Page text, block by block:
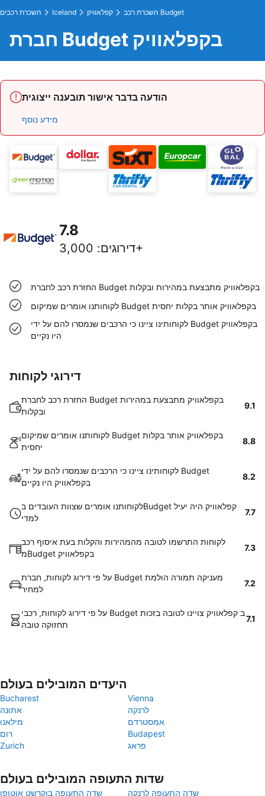
השכרת רכבים Iceland קפלאוויק השכרת רכב Budget
חברת Budget בקפלאוויק
הודעה בדבר אישור תובענה ייצוגית
מידע נוסף
7.8
דירוגים: 3,000+
החזרת רכב לחברת Budget בקפלאוויק מתבצעת במהירות ובקלות
לקוחותנו אומרים שמיקום Budget בקפלאוויק אותר בקלות יחסית
לקוחותינו ציינו כי הרכבים שנמסרו להם על ידי Budget בקפלאוויק
היו נקיים
דירוגי לקוחות
החזרת רכב לחברת Budget בקפלאוויק מתבצעת במהירות
ובקלות
9.1
לקוחותנו אומרים שמיקום Budget בקפלאוויק אותר בקלות
יחסית
8.8
לקוחותינו ציינו כי הרכבים שנמסרו להם על ידי Budget
בקפלאוויק היו נקיים
8.2
לקוחותנו אומרים שצוות העובדים בBudget קפלאוויק היה יעיל
למדי
7.7
לקוחות התרשמו לטובה מהמהירות והקלות בעת איסוף רכב
מBudget בקפלאוויק
7.3
על פי דירוג לקוחות, חברת Budget מעניקה תמורה הולמת
למחיר
7.2
על פי דירוג לקוחות, רכבי Budget ב קפלאוויק צויינו לטובה בזכות
תחזוקה טובה
7.1
היעדים המובילים בעולם
Bucharest
Vienna
אתונה
לרנקה
מילאנו
אמסטרדם
רום
Budapest
Zurich
פראג
שדות התעופה המובילים בעולם
שדה התעופה בוקרשט אוטופן שדה התעופה לרנקה